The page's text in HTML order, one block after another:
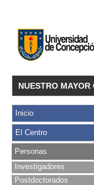
NUESTRO
Inicio
El Centro
Personas
Investigadores
Postdoctorados